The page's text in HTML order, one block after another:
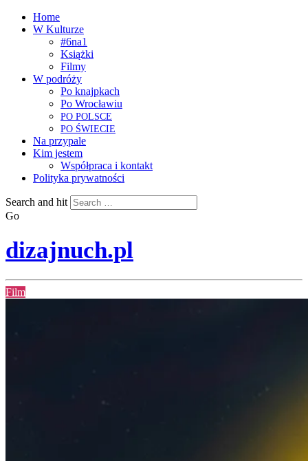
Home
W Kulturze
#6na1
Książki
Filmy
W podróży
Po knajpkach
Po Wrocławiu
PO POLSCE
PO ŚWIECIE
Na przypale
Kim jestem
Współpraca i kontakt
Polityka prywatności
Search and hit
Go
dizajnuch.pl
Film